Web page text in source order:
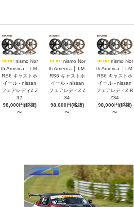
nismo Nor
th America │ LM-
RS6 キャストホ
イール - nissan
フェアレディZ Z
32
98,000円(税抜)
〜
nismo Nor
th America │ LM-
RS6 キャストホ
イール - nissan
フェアレディZ Z
34
98,000円(税抜)
〜
nismo Nor
th America │ LM-
RS6 キャストホ
イール - nissan
フェアレディZ R
Z34
98,000円(税抜)
〜